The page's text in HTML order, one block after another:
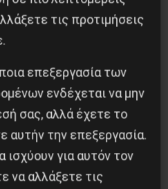
Μύθος, μνήμη και
τις προτιμήσεις
επεξεργασία των
ενδέχεται να μην
σας, αλλά έχετε το
αυτήν την επεξεργασία.
ισχύουν για αυτόν τον
να αλλάξετε τις